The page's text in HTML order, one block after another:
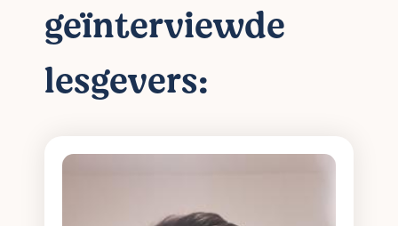
geïnterviewde
lesgevers: